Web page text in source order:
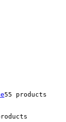
55 products